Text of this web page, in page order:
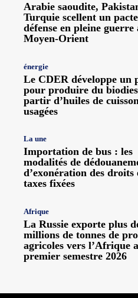
Arabie saoudite,
Turquie scellent un
défense en pleine guerre
Moyen-Orient
énergie
Le CDER développe un
pour produire du
partir d’huiles de cuisson
usagées
La une
Importation de bus : les
modalités de
d’exonération des droits
taxes fixées
Afrique
La Russie exporte plus
millions de tonnes de
agricoles vers l’Afrique
premier semestre 2026